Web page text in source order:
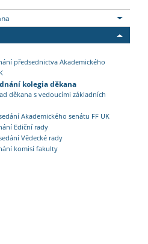
předsednictva Akademického
kolegia děkana
děkana s vedoucími základních
Akademického senátu FF UK
Ediční rady
Vědecké rady
komisí fakulty